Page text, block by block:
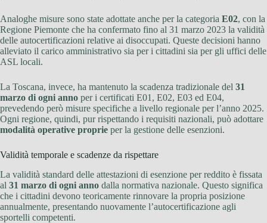
Analoghe misure sono state adottate anche per la categoria E02, con la
Regione Piemonte che ha confermato fino al 31 marzo 2023 la validità
delle autocertificazioni relative ai disoccupati. Queste decisioni hanno
alleviato il carico amministrativo sia per i cittadini sia per gli uffici delle
ASL locali.
La Toscana, invece, ha mantenuto la scadenza tradizionale del 31
marzo di ogni anno per i certificati E01, E02, E03 ed E04,
prevedendo però misure specifiche a livello regionale per l’anno 2025.
Ogni regione, quindi, pur rispettando i requisiti nazionali, può adottare
modalità operative proprie per la gestione delle esenzioni.
Validità temporale e scadenze da rispettare
La validità standard delle attestazioni di esenzione per reddito è fissata
al 31 marzo di ogni anno dalla normativa nazionale. Questo significa
che i cittadini devono teoricamente rinnovare la propria posizione
annualmente, presentando nuovamente l’autocertificazione agli
sportelli competenti.